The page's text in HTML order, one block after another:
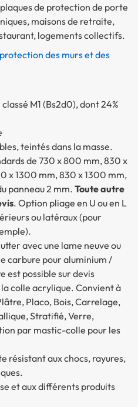
de protection de porte
maisons de retraite,
logements collectifs.
protection des murs et des
M1 (Bs2d0), dont 24%
teintés dans la masse.
de 730 x 800 mm, 830 x
x 1300 mm, 830 x 1300 mm,
panneau 2 mm. Toute autre
. Option pliage en U ou en L
ou latéraux (pour
avec une lame neuve ou
carbure pour aluminium /
est possible sur devis
colle acrylique. Convient à
Placo, Bois, Carrelage,
Stratifié, Verre,
par mastic-colle pour les
résistant aux chocs, rayures,
et aux différents produits